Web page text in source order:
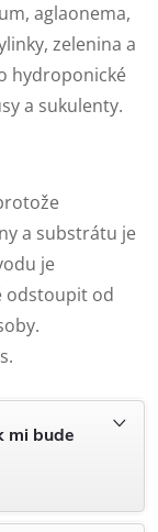
aglaonema,
zelenina a
hydroponické
a sukulenty.
a substrátu je
je
odstoupit od
mi bude